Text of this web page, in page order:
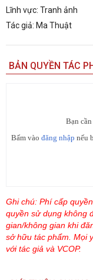
Lĩnh vực: Tranh ảnh
Tác giả: Ma Thuật
BẢN QUYỀN TÁC
Bạn
Bấm vào đăng nhập nếu
Ghi chú: Phí cấp
quyền sử dụng không
gian/không gian khi
sở hữu tác phẩm. Mọi
với tác giả và VCOP.